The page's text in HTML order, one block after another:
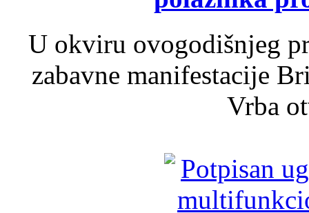
U okviru ovogodišnjeg
zabavne manifestacije
Vrba